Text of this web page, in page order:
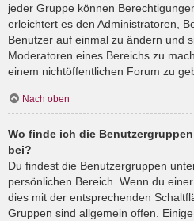
jeder Gruppe können
erleichtert es den Administratoren,
Benutzer auf einmal zu ändern und
Moderatoren eines Bereichs zu
einem nichtöffentlichen Forum zu
Nach oben
Wo finde ich die
bei?
Du findest die Benutzergruppen
persönlichen Bereich. Wenn du
dies mit der entsprechenden
Gruppen sind allgemein offen.